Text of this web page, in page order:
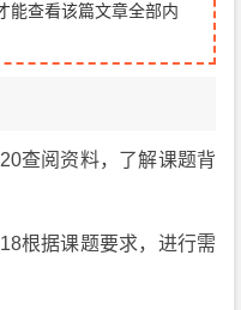
能查看该篇文章全部内
查阅资料，了解课题背
根据课题要求，进行需